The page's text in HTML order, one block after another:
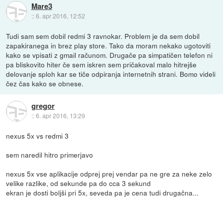
Mare3
::6. apr 2016, 12:52
Tudi sam sem dobil redmi 3 ravnokar. Problem je da sem dobil
zapakiranega in brez play store. Tako da moram nekako ugotoviti
kako se vpisati z gmail računom. Drugače pa simpatičen telefon ni
pa bliskovito hiter če sem iskren sem pričakoval malo hitrejše
delovanje sploh kar se tiče odpiranja internetnih strani. Bomo videli
čez čas kako se obnese.
gregor
::6. apr 2016, 13:29
nexus 5x vs redmi 3
sem naredil hitro primerjavo
nexus 5x vse aplikacije odprej prej vendar pa ne gre za neke zelo
velike razlike, od sekunde pa do cca 3 sekund
ekran je dosti boljši pri 5x, seveda pa je cena tudi drugačna...